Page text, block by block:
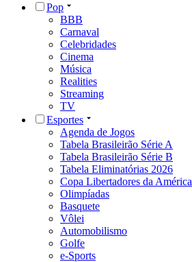
Pop
BBB
Carnaval
Celebridades
Cinema
Música
Realities
Streaming
TV
Esportes
Agenda de Jogos
Tabela Brasileirão Série A
Tabela Brasileirão Série B
Tabela Eliminatórias 2026
Copa Libertadores da América
Olimpíadas
Basquete
Vôlei
Automobilismo
Golfe
e-Sports